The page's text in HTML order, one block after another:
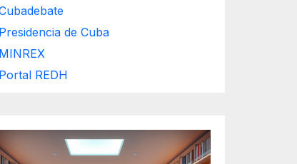
Presidencia de Cuba
MINREX
Portal REDH